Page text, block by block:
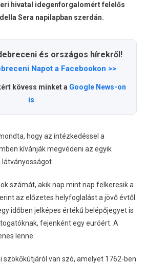
hivatal idegenforgalomért felelős
Sera napilapban szerdán.
és országos hírekről!
Napot a Facebookon >>
kövess minket a Google News-on
is
hogy az intézkedéssel a
kívánják megvédeni az egyik
számát, akik nap mint nap felkeresik a
az előzetes helyfoglalást a jövő évtől
időben jelképes értékű belépőjegyet is
fejenként egy euróért. A
lenne.
szökőkútjáról van szó, amelyet 1762-ben